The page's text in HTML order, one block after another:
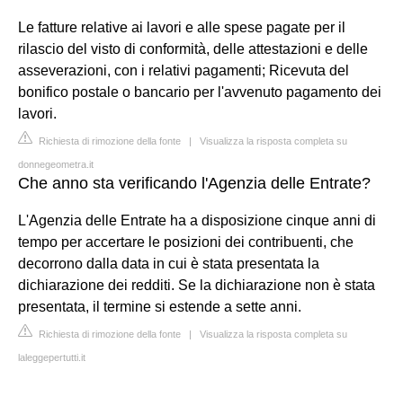
Le fatture relative ai lavori e alle spese pagate per il
rilascio del visto di conformità, delle attestazioni e delle
asseverazioni, con i relativi pagamenti; Ricevuta del
bonifico postale o bancario per l'avvenuto pagamento dei
lavori.
Richiesta di rimozione della fonte | Visualizza la risposta completa su
donnegeometra.it
Che anno sta verificando l'Agenzia delle Entrate?
L'Agenzia delle Entrate ha a disposizione cinque anni di
tempo per accertare le posizioni dei contribuenti, che
decorrono dalla data in cui è stata presentata la
dichiarazione dei redditi. Se la dichiarazione non è stata
presentata, il termine si estende a sette anni.
Richiesta di rimozione della fonte | Visualizza la risposta completa su
laleggepertutti.it